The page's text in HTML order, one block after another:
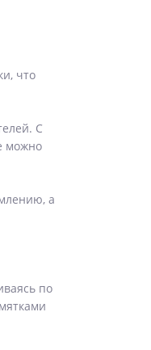
что
С
можно
а
по